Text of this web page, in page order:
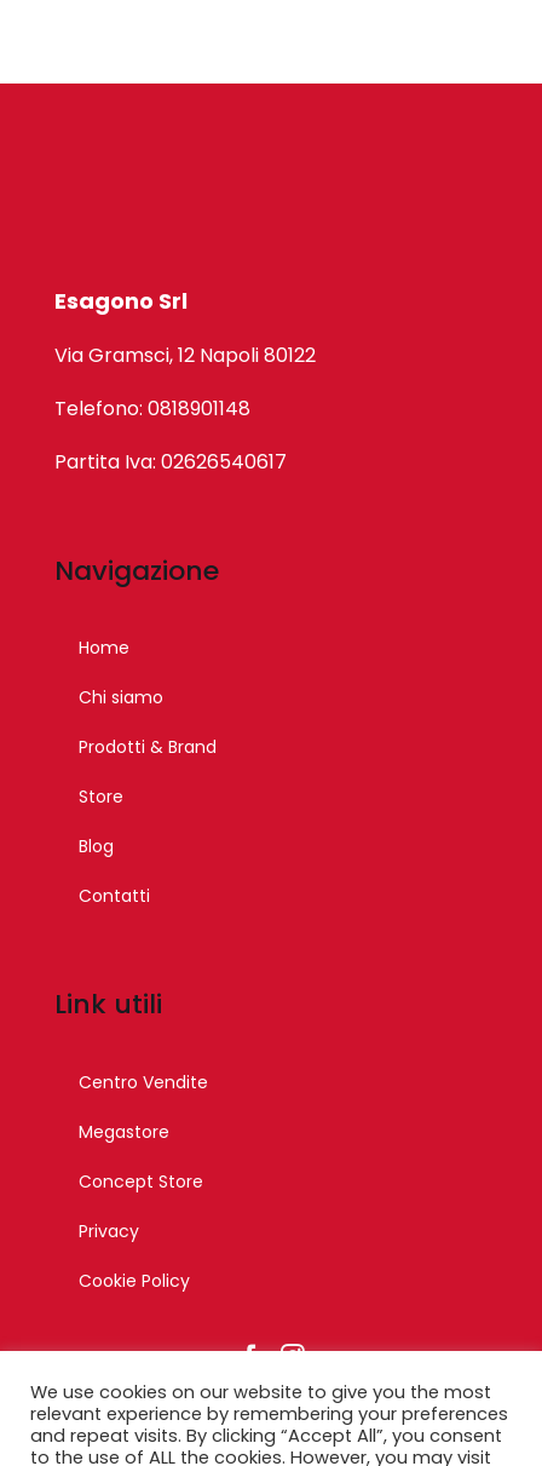
Esagono Srl
Via Gramsci, 12 Napoli 80122
Telefono: 0818901148
Partita Iva: 02626540617
Navigazione
Home
Chi siamo
Prodotti & Brand
Store
Blog
Contatti
Link utili
Centro Vendite
Megastore
Concept Store
Privacy
Cookie Policy
We use cookies on our website to give you the most
relevant experience by remembering your preferences
and repeat visits. By clicking “Accept All”, you consent
to the use of ALL the cookies. However, you may visit